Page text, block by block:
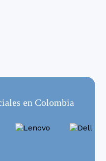
en Colombia